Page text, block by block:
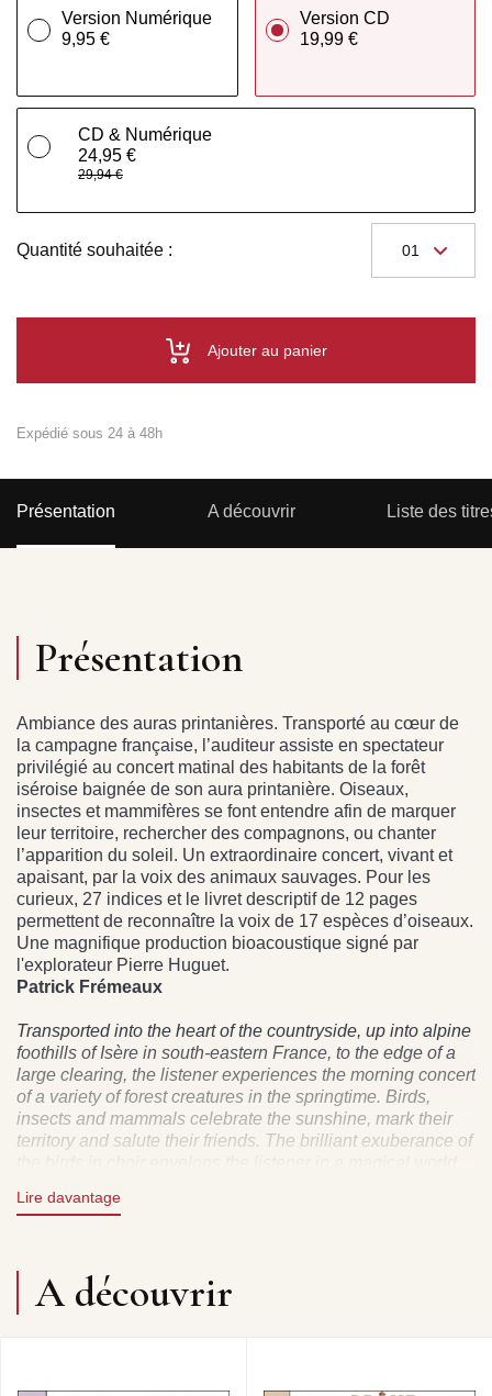
Version Numérique
9,95 €
Version CD
19,99 €
CD & Numérique
24,95 €
29,94 €
Quantité souhaitée :
Ajouter au panier
Expédié sous 24 à 48h
Présentation A découvrir Liste des
Présentation
Ambiance des auras printanières. Transporté au cœur de
la campagne française, l’auditeur assiste en spectateur
privilégié au concert matinal des habitants de la forêt
iséroise baignée de son aura printanière. Oiseaux,
insectes et mammifères se font entendre afin de marquer
leur territoire, rechercher des compagnons, ou chanter
l’apparition du soleil. Un extraordinaire concert, vivant et
apaisant, par la voix des animaux sauvages. Pour les
curieux, 27 indices et le livret descriptif de 12 pages
permettent de reconnaître la voix de 17 espèces d’oiseaux.
Une magnifique production bioacoustique signé par
l'explorateur Pierre Huguet.
Patrick Frémeaux
Transported into the heart of the countryside, up into alpine
foothills of Isère in south-eastern France, to the edge of a
large clearing, the listener experiences the morning concert
of a variety of forest creatures in the springtime. Birds,
insects and mammals celebrate the sunshine, mark their
territory and salute their friends. The brilliant exuberance of
Patrick Frémeaux
cédé à Groupe Frémeaux Colombini SAS.
Lire davantage
A découvrir